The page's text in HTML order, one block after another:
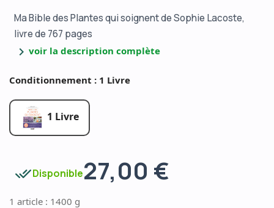
Ma Bible des Plantes qui soignent de Sophie Lacoste,
livre de 767 pages
chevron_right voir la description complète
Conditionnement : 1 Livre
1 Livre
done_allDisponible27,00 €
1 article : 1400 g